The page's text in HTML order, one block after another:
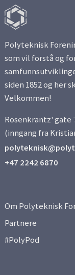
Polyteknisk
som vil forstå og
siden 1852 og her
Velkommen!
Rosenkrantz' gate
(inngang fra
+47 2242 6870
Om Polyteknisk
Partnere
#PolyPod